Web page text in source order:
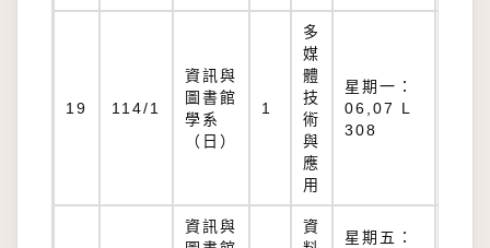
19 114/1
資訊與
圖書館
學系
（日）
1
多
媒
體
技
術
與
應
用
星期一：
06,07 L
308
資訊與
資
星期五：